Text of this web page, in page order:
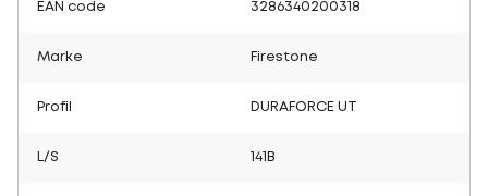
EAN code 3286340200318
Marke Firestone
Profil DURAFORCE UT
L/S 141B